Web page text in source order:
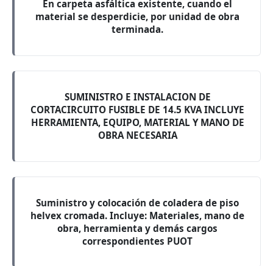
En carpeta asfáltica existente, cuando el
material se desperdicie, por unidad de obra
terminada.
SUMINISTRO E INSTALACION DE
CORTACIRCUITO FUSIBLE DE 14.5 KVA INCLUYE
HERRAMIENTA, EQUIPO, MATERIAL Y MANO DE
OBRA NECESARIA
Suministro y colocación de coladera de piso
helvex cromada. Incluye: Materiales, mano de
obra, herramienta y demás cargos
correspondientes PUOT